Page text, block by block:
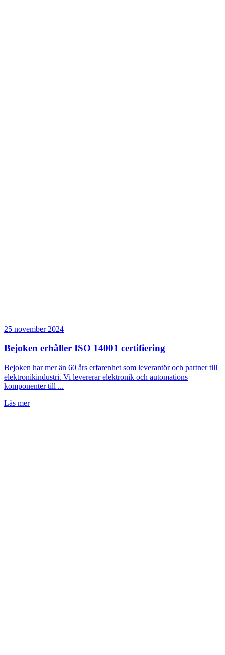
25 november 2024
Bejoken erhåller ISO 14001 certifiering
Bejoken har mer än 60 års erfarenhet som leverantör och partner till
elektronikindustri. Vi levererar elektronik och automations
komponenter till ...
Läs mer